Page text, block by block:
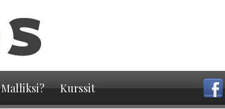
Malliksi? Kurssit